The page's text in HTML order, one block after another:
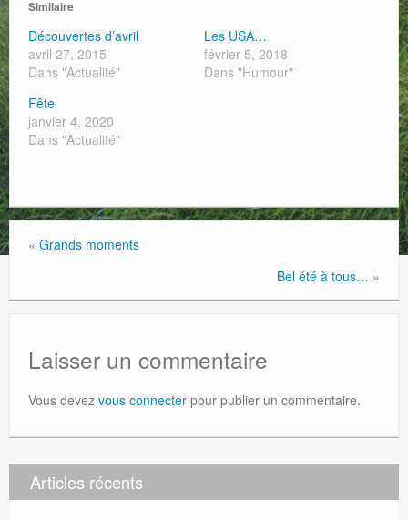
Similaire
Découvertes d’avril
avril 27, 2015
Dans "Actualité"
Les USA…
février 5, 2018
Dans "Humour"
Fête
janvier 4, 2020
Dans "Actualité"
« Grands moments
Bel été à tous… »
Laisser un commentaire
Vous devez vous connecter pour publier un commentaire.
Articles récents